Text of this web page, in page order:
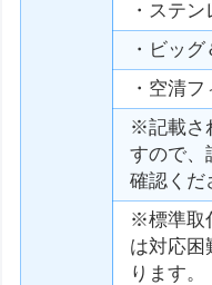
・ステ
・ビッ
・空清
※記載さ
すので、
確認くだ
※標準取
は対応困
ります。